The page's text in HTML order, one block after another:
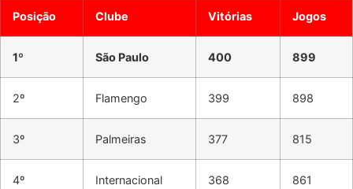
Posição Clube Vitórias Jogos
1º São Paulo 400 899
2º Flamengo 399 898
3º Palmeiras 377 815
4º Internacional 368 861